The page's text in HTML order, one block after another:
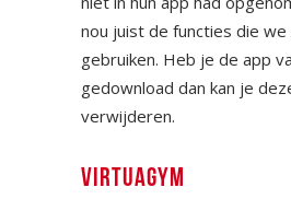
nou juist de functies die we
gebruiken. Heb je de app
gedownload dan kan je
verwijderen.
VIRTUAGYM